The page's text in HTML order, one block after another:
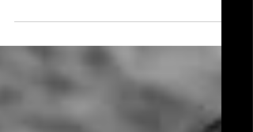
1/alex-crow-apresenta-o-seu-primeiro-projeto-...